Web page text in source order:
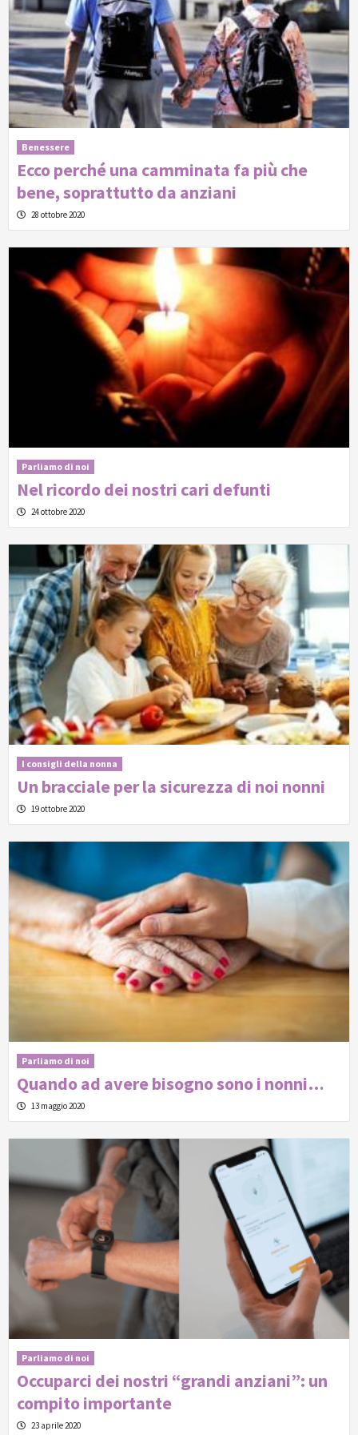
Benessere
Ecco perché una camminata fa più che
bene, soprattutto da anziani
28 ottobre 2020
Parliamo di noi
Nel ricordo dei nostri cari defunti
24 ottobre 2020
I consigli della nonna
Un bracciale per la sicurezza di noi nonni
19 ottobre 2020
Parliamo di noi
Quando ad avere bisogno sono i nonni…
13 maggio 2020
Parliamo di noi
Occuparci dei nostri “grandi anziani”: un
compito importante
23 aprile 2020